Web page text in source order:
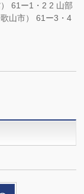
61ー1・2 2 山部
山市） 61ー3・4